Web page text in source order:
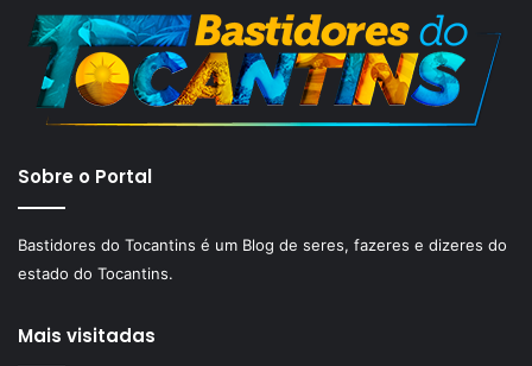
Sobre o Portal
Bastidores do Tocantins é um Blog de seres, fazeres e dizeres do
estado do Tocantins.
Mais visitadas